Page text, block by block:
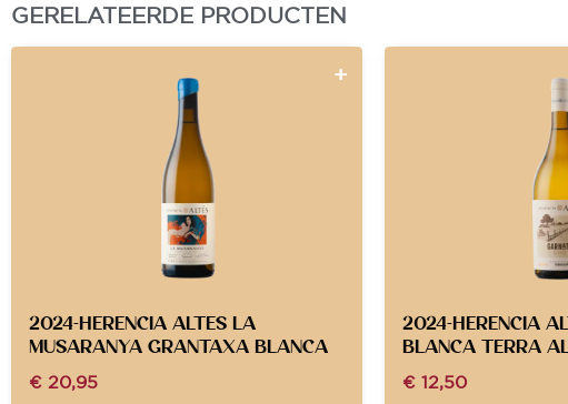
GERELATEERDE PRODUCTEN
2024-HERENCIA ALTES LA
MUSARANYA GRANTAXA BLANCA
€ 20,95
2024-HERENCIA
BLANCA TERRA
€ 12,50